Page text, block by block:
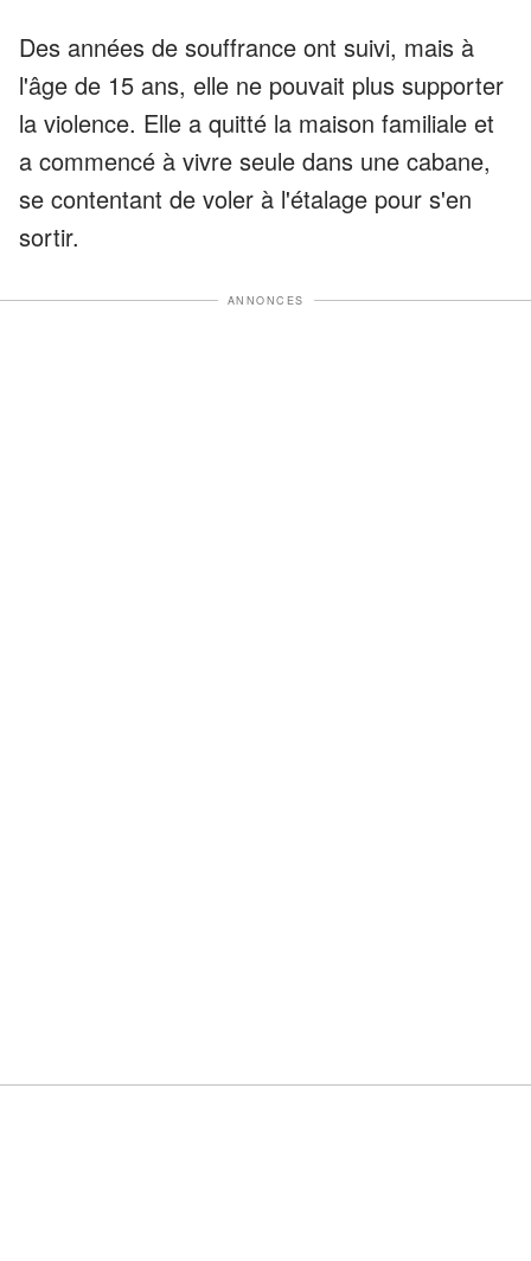
Des années de souffrance ont suivi, mais à
l'âge de 15 ans, elle ne pouvait plus supporter
la violence. Elle a quitté la maison familiale et
a commencé à vivre seule dans une cabane,
se contentant de voler à l'étalage pour s'en
sortir.
ANNONCES